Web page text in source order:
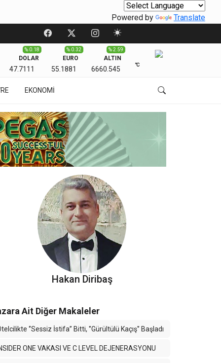
Powered by Translate
DOLAR
47.7111
% 0.18
EURO
55.1881
% 0.32
ALTIN
6660.545
% 2.59
℃
EKONOMİ
Hakan Diribaş
Ait Diğer Makaleler
‘’Sessiz İstifa’’ Bitti, '’Gürültülü Kaçış'’ Başladı
ONE VAKASI VE C LEVEL DEJENERASYONU